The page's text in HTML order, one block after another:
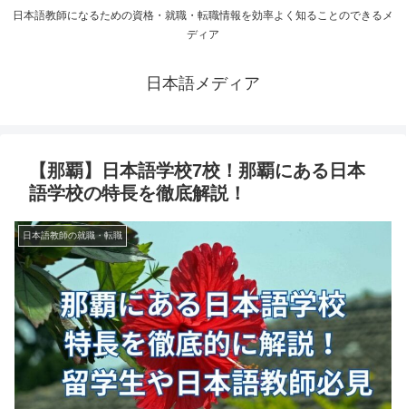
日本語教師になるための資格・就職・転職情報を効率よく知ることのできるメ
ディア
日本語メディア
【那覇】日本語学校7校！那覇にある日本
語学校の特長を徹底解説！
日本語教師の就職・転職